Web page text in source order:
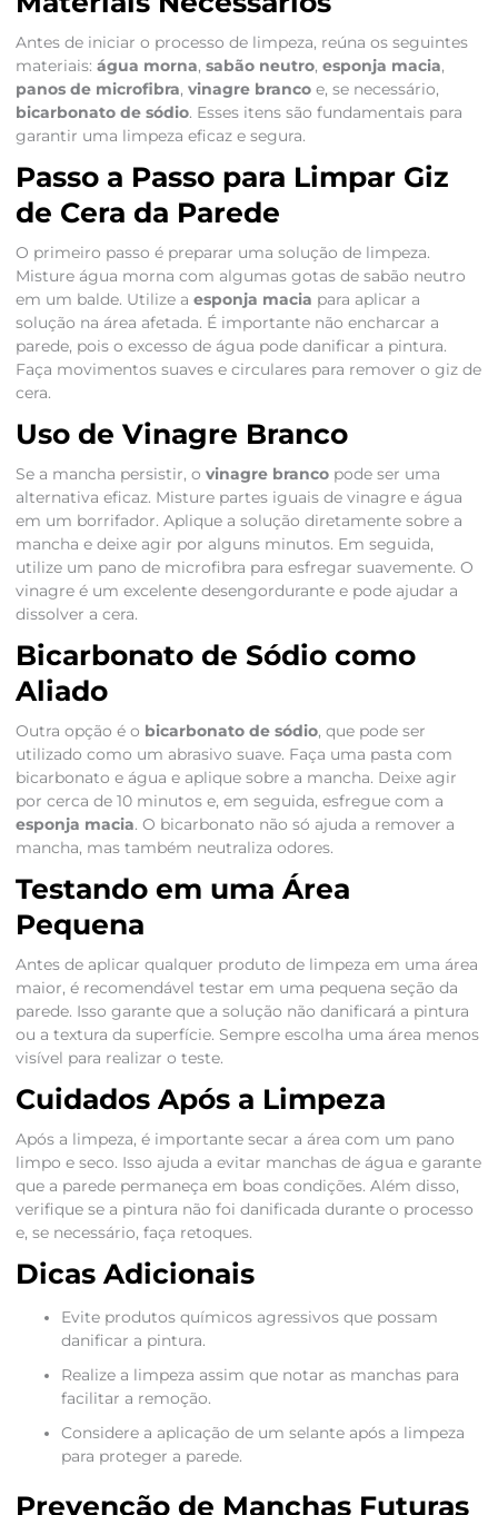
Antes de iniciar o processo de limpeza, reúna os seguintes
materiais: água morna, sabão neutro, esponja macia,
panos de microfibra, vinagre brancoe, se necessário,
bicarbonato de sódio. Esses itens são fundamentais para
garantir uma limpeza eficaz e segura.
Passo a Passo para Limpar Giz
de Cera da Parede
O primeiro passo é preparar uma solução de limpeza.
Misture água morna com algumas gotas de sabão neutro
em um balde. Utilize a esponja macia para aplicar a
solução na área afetada. É importante não encharcar a
parede, pois o excesso de água pode danificar a pintura.
Faça movimentos suaves e circulares para remover o giz de
cera.
Uso de Vinagre Branco
Se a mancha persistir, o vinagre brancopode ser uma
alternativa eficaz. Misture partes iguais de vinagre e água
em um borrifador. Aplique a solução diretamente sobre a
mancha e deixe agir por alguns minutos. Em seguida,
utilize um pano de microfibra para esfregar suavemente. O
vinagre é um excelente desengordurante e pode ajudar a
dissolver a cera.
Bicarbonato de Sódio como
Aliado
Outra opção é o bicarbonato de sódio, que pode ser
utilizado como um abrasivo suave. Faça uma pasta com
bicarbonato e água e aplique sobre a mancha. Deixe agir
por cerca de 10 minutos e, em seguida, esfregue com a
esponja macia. O bicarbonato não só ajuda a remover a
mancha, mas também neutraliza odores.
Testando em uma Área
Pequena
Antes de aplicar qualquer produto de limpeza em uma área
maior, é recomendável testar em uma pequena seção da
parede. Isso garante que a solução não danificará a pintura
ou a textura da superfície. Sempre escolha uma área menos
visível para realizar o teste.
Cuidados Após a Limpeza
Após a limpeza, é importante secar a área com um pano
limpo e seco. Isso ajuda a evitar manchas de água e garante
que a parede permaneça em boas condições. Além disso,
verifique se a pintura não foi danificada durante o processo
e, se necessário, faça retoques.
Dicas Adicionais
Evite produtos químicos agressivos que possam
danificar a pintura.
Realize a limpeza assim que notar as manchas para
facilitar a remoção.
Considere a aplicação de um selante após a limpeza
para proteger a parede.
Prevenção de Manchas Futuras